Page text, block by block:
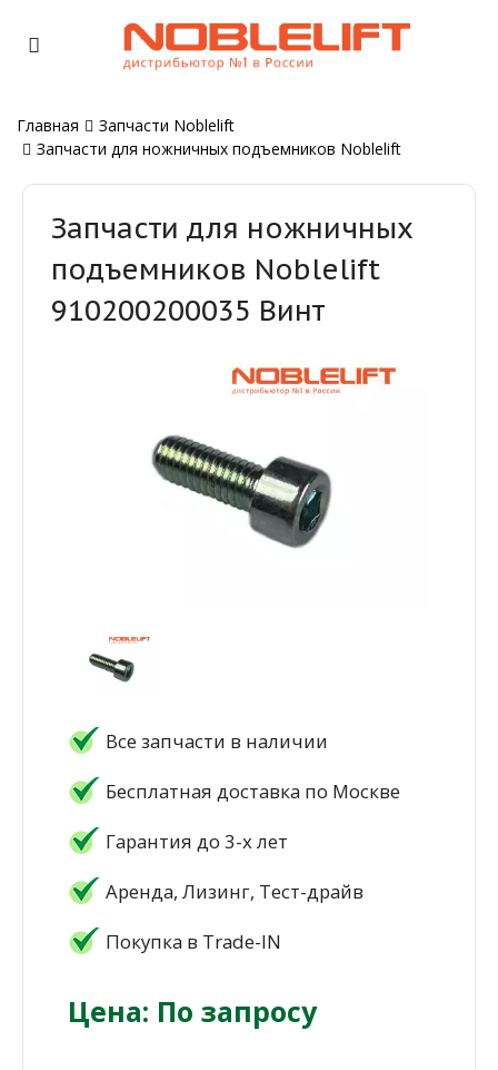
Главная
Запчасти Noblelift
Запчасти для ножничных подъемников Noblelift
Запчасти для ножничных
подъемников Noblelift
910200200035 Винт
Все запчасти в наличии
Бесплатная доставка по Москве
Гарантия до 3-х лет
Аренда, Лизинг, Тест-драйв
Покупка в Trade-IN
Цена: По запросу